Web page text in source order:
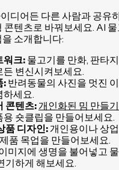
디어든 다른 사람과 공유
콘텐츠로 바꿔보세요. AI
소개합니다:
워크: 물고기를 만화, 판타
든 변신시켜보세요.
:반려동물의 사진을 멋진
하세요.
콘텐츠:개인화된 밈 만들기
용 숏클립을 만들어보세요.
품 디자인:개인용이나 상
품 목업을 만들어보세요.
미지에 생명을 불어넣고
기하게 해보세요.